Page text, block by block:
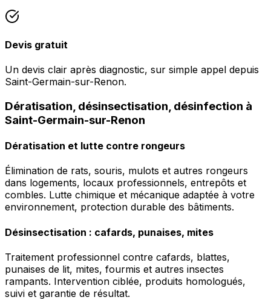
Devis gratuit
Un devis clair après diagnostic, sur simple appel depuis
Saint-Germain-sur-Renon.
Dératisation, désinsectisation, désinfection à
Saint-Germain-sur-Renon
Dératisation et lutte contre rongeurs
Élimination de rats, souris, mulots et autres rongeurs
dans logements, locaux professionnels, entrepôts et
combles. Lutte chimique et mécanique adaptée à votre
environnement, protection durable des bâtiments.
Désinsectisation : cafards, punaises, mites
Traitement professionnel contre cafards, blattes,
punaises de lit, mites, fourmis et autres insectes
rampants. Intervention ciblée, produits homologués,
suivi et garantie de résultat.